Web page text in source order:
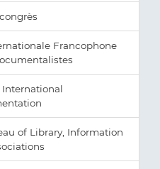
Francophone
of Library, Information